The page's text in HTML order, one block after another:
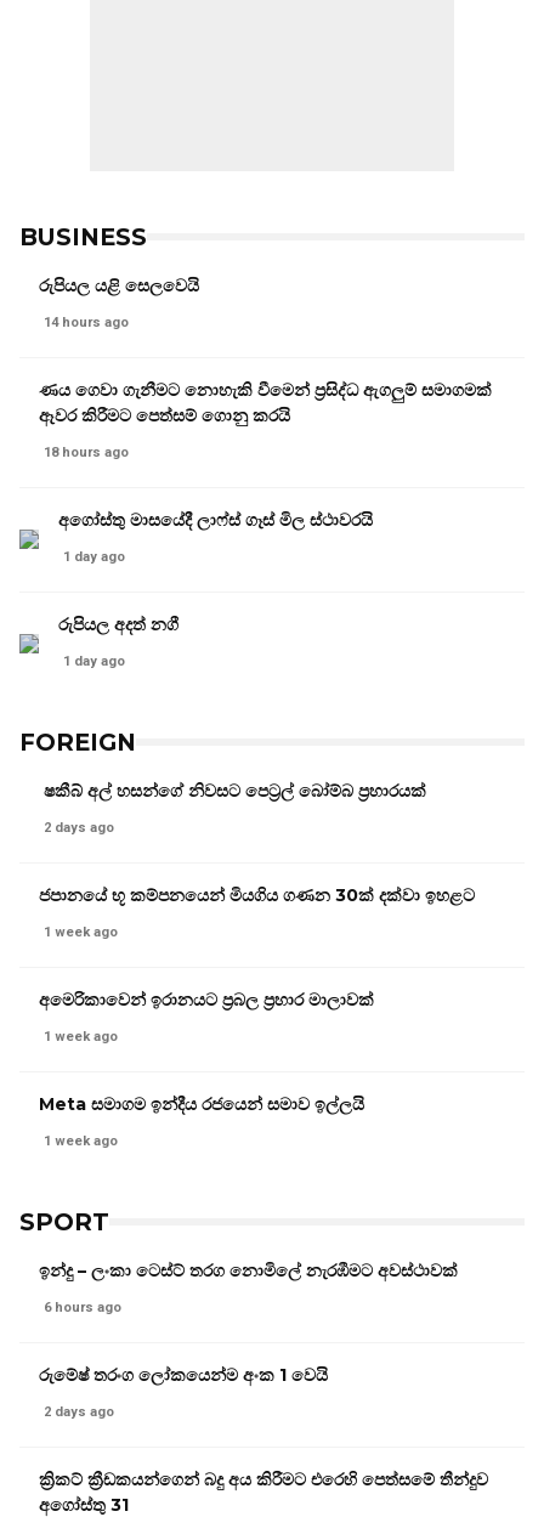
BUSINESS
රුපියල යළි සෙලවෙයි
14 hours ago
ණය ගෙවා ගැනීමට නොහැකි වීමෙන් ප්‍රසිද්ධ ඇගලුම් සමාගමක්
ඈවර කිරීමට පෙත්සම් ගොනු කරයි
18 hours ago
අගෝස්තු මාසයේදී ලාෆ්ස් ගෑස් මිල ස්ථාවරයි
1 day ago
රුපියල අදත් නගී
1 day ago
FOREIGN
ෂකීබ් අල් හසන්ගේ නිවසට පෙට්‍රල් බෝම්බ ප්‍රහාරයක්
2 days ago
ජපානයේ භූ කම්පනයෙන් මියගිය ගණන 30ක් දක්වා ඉහළට
1 week ago
අමෙරිකාවෙන් ඉරානයට ප්‍රබල ප්‍රහාර මාලාවක්
1 week ago
Meta සමාගම ඉන්දීය රජයෙන් සමාව ඉල්ලයි
1 week ago
SPORT
ඉන්දු – ලංකා ටෙස්ට් තරග නොමිලේ නැරඹීමට අවස්ථාවක්
6 hours ago
රුමේෂ් තරංග ලෝකයෙන්ම අංක 1 වෙයි
2 days ago
ක්‍රිකට් ක්‍රීඩකයන්ගෙන් බදු අය කිරීමට එරෙහි පෙත්සමේ තීන්දුව
අගෝස්තු 31